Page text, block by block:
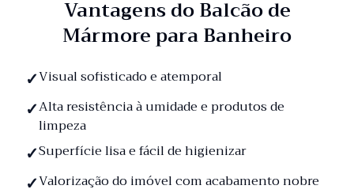
Vantagens do Balcão de
Mármore para Banheiro
Visual sofisticado e atemporal
Alta resistência à umidade e produtos de
limpeza
Superfície lisa e fácil de higienizar
Valorização do imóvel com acabamento nobre